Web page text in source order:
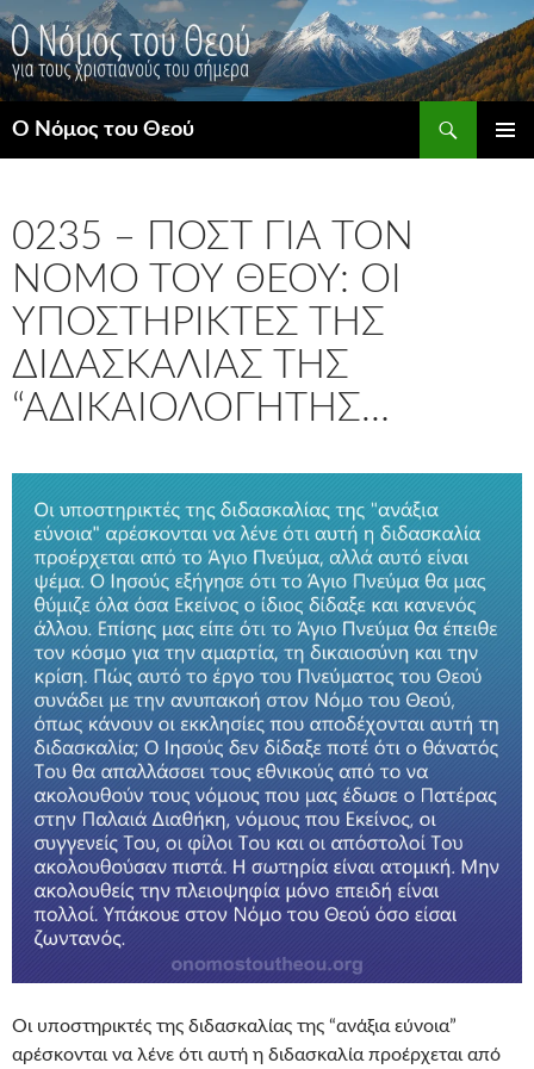
Μετάβαση
σε
περιεχόμενο
Ο Νόμος του Θεού
0235 – ΠΟΣΤ ΓΙΑ ΤΟΝ
ΝΌΜΟ ΤΟΥ ΘΕΟΎ: ΟΙ
ΥΠΟΣΤΗΡΙΚΤΈΣ ΤΗΣ
ΔΙΔΑΣΚΑΛΊΑΣ ΤΗΣ
“ΑΔΙΚΑΙΟΛΌΓΗΤΗΣ…
Οι υποστηρικτές της διδασκαλίας της “ανάξια εύνοια”
αρέσκονται να λένε ότι αυτή η διδασκαλία προέρχεται από